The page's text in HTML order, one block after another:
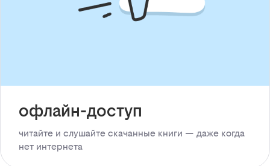
офлайн-доступ
читайте и слушайте скачанные книги — даже когда
нет интернета